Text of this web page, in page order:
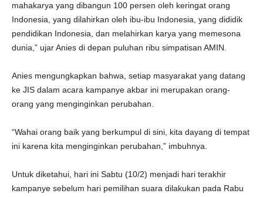
mahakarya yang dibangun 100 persen oleh keringat orang
Indonesia, yang dilahirkan oleh ibu-ibu Indonesia, yang dididik
pendidikan Indonesia, dan melahirkan karya yang memesona
dunia,” ujar Anies di depan puluhan ribu simpatisan AMIN.
Anies mengungkapkan bahwa, setiap masyarakat yang datang
ke JIS dalam acara kampanye akbar ini merupakan orang-
orang yang menginginkan perubahan.
“Wahai orang baik yang berkumpul di sini, kita dayang di tempat
ini karena kita menginginkan perubahan,” imbuhnya.
Untuk diketahui, hari ini Sabtu (10/2) menjadi hari terakhir
kampanye sebelum hari pemilihan suara dilakukan pada Rabu